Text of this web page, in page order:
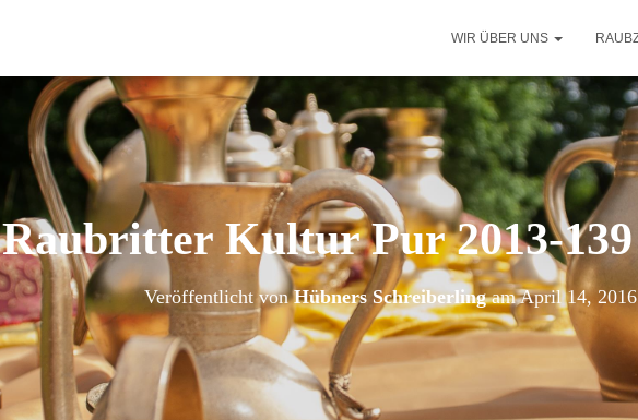
WIR ÜBER UNS
Raubritter Kultur Pur 2013-
Veröffentlicht vonHübners SchreiberlingamApril 14, 2016